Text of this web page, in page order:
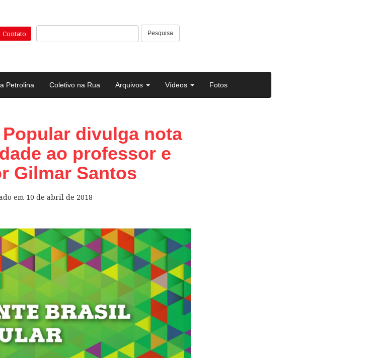
Pesquisa
Contato
Petrolina Coletivo na Rua Arquivos Vídeos Fotos
divulga nota
ao professor e
Gilmar Santos
em 10 de abril de 2018